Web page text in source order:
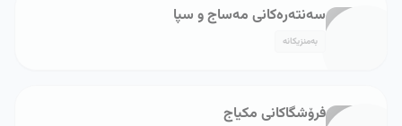
سەنتەرەکانی مەساج و سپا
بەمنزیکانە
فرۆشگاکانی مکیاج